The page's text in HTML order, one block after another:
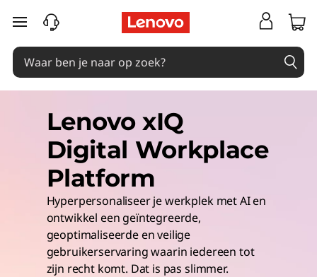
Ga naar de hoofdinhoud
Lenovo xIQ
Digital Workplace
Platform
Hyperpersonaliseer je werkplek met AI en
ontwikkel een geïntegreerde,
geoptimaliseerde en veilige
gebruikerservaring waarin iedereen tot
zijn recht komt. Dat is pas slimmer.